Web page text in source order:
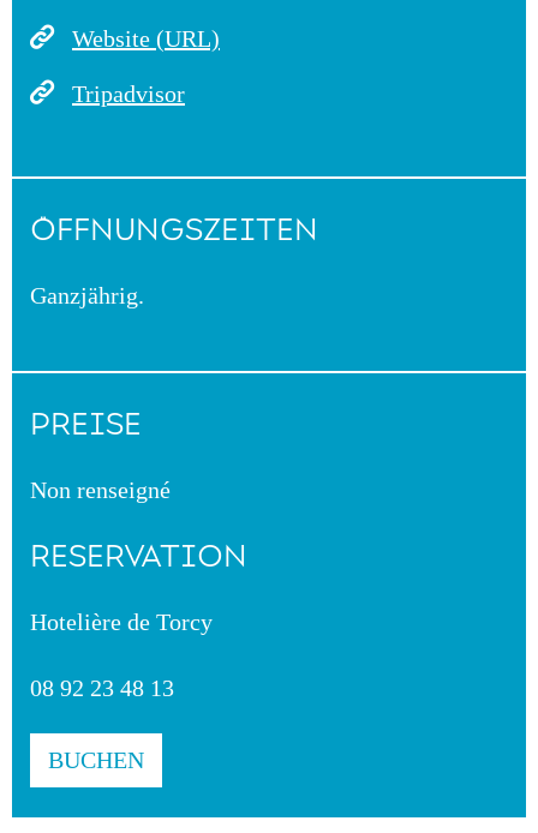
Website (URL)
Tripadvisor
ÖFFNUNGSZEITEN
Ganzjährig.
PREISE
Non renseigné
RESERVATION
Hotelière de Torcy
08 92 23 48 13
BUCHEN